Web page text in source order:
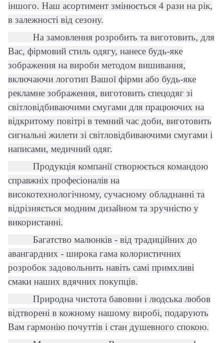
іншого. Наш асортимент змінюється 4 рази на рік,
в залежності від сезону.
На замовлення розробить та виготовить, для
Вас, фірмовий стиль одягу, нанесе будь-яке
зображення на вироби методом вишивання,
включаючи логотип Вашої фірми або будь-яке
рекламне зображення, виготовить спецодяг зі
світловідбиваючими смугами для працюючих на
відкритому повітрі в темний час доби, виготовить
сигнальні жилети зі світловідбиваючими смугами і
написами, медичний одяг.
Продукція компанії створюється командою
справжніх професіоналів на
високотехнологічному, сучасному обладнанні та
відрізняється модним дизайном та зручністю у
використанні.
Багатство малюнків - від традиційних до
авангардних - широка гама колористичних
розробок задовольнить навіть самі примхливі
смаки наших вдячних покупців.
Природна чистота бавовни і людська любов
відтворені в кожному нашому виробі, подарують
Вам гармонію почуттів і стан душевного спокою.